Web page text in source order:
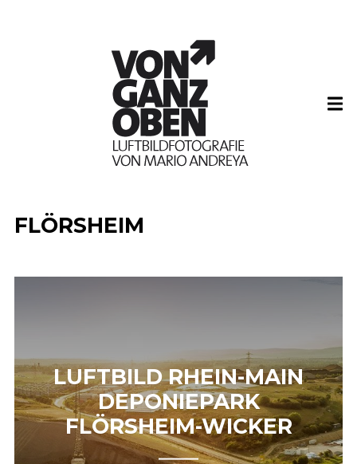
FLÖRSHEIM
LUFTBILD RHEIN-MAIN
DEPONIEPARK
FLÖRSHEIM-WICKER